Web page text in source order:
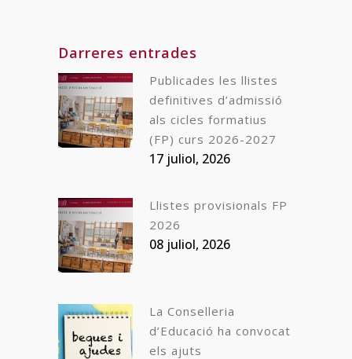
Darreres entrades
Publicades les llistes
definitives d’admissió
als cicles formatius
(FP) curs 2026-2027
17 juliol, 2026
Llistes provisionals FP
2026
08 juliol, 2026
La Conselleria
d’Educació ha convocat
els ajuts